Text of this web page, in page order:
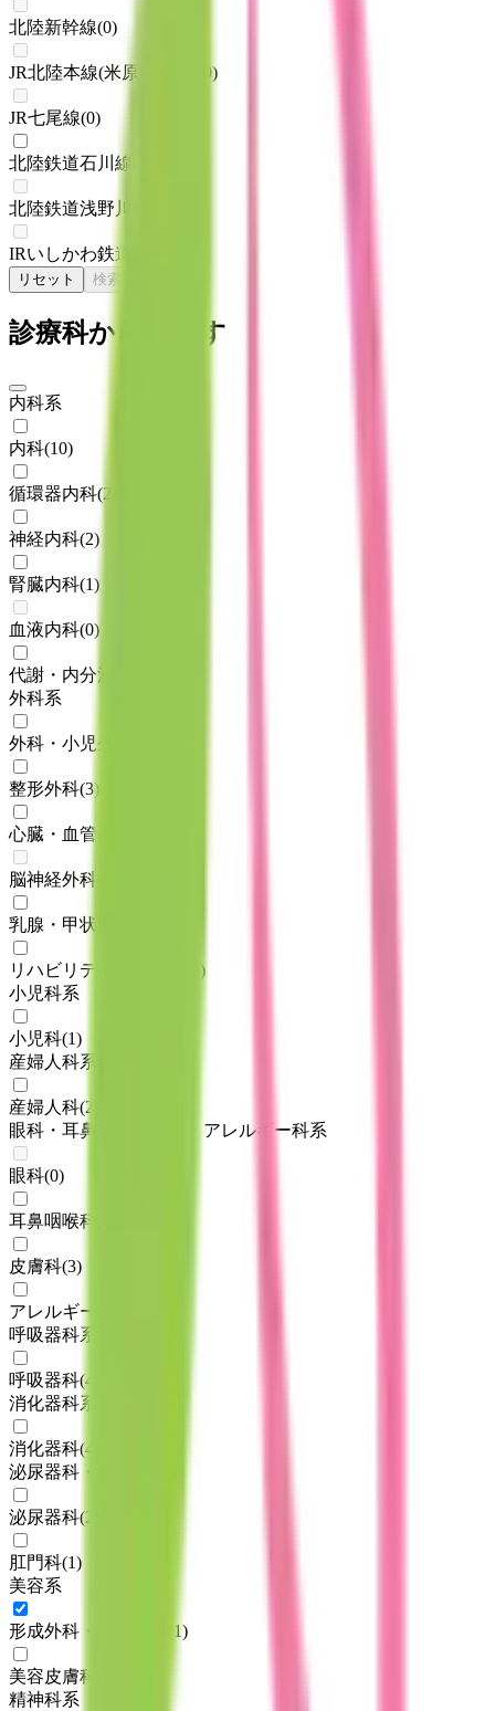
北陸新幹線(0)
JR北陸本線(米原～金沢) 0)
JR七尾線(0)
北陸鉄道石川線
北陸鉄道浅野川線
IRいしかわ鉄道線
リセット 検索
診療科からさがす
内科系
内科(10)
循環器内科(2
神経内科(2)
腎臓内科(1)
血液内科(0)
代謝・内分泌内科
外科系
外科・小児外科
整形外科(3)
心臓・血管外科
脳神経外科
乳腺・甲状腺外科
リハビリテーション科
)
小児科系
小児科(1)
産婦人科系
産婦人科(2
眼科・耳鼻科・皮膚科・アレルギー科系
眼科(0)
耳鼻咽喉科
皮膚科(3)
アレルギー科
呼吸器科系
呼吸器科(4
消化器科系
消化器科(4
泌尿器科・肛門科系
泌尿器科(2
肛門科(1)
美容系
形成外科・美容外科 1)
美容皮膚科
精神科系